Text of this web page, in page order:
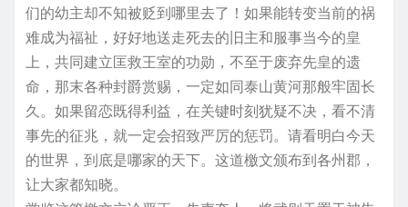
们的幼主却不知被贬到哪里去了！如果能转变当前的祸
难成为福祉，好好地送走死去的旧主和服事当今的皇
上，共同建立匡救王室的功勋，不至于废弃先皇的遗
命，那末各种封爵赏赐，一定如同泰山黄河那般牢固长
久。如果留恋既得利益，在关键时刻犹疑不决，看不清
事先的征兆，就一定会招致严厉的惩罚。请看明白今天
的世界，到底是哪家的天下。这道檄文颁布到各州郡，
让大家都知晓。